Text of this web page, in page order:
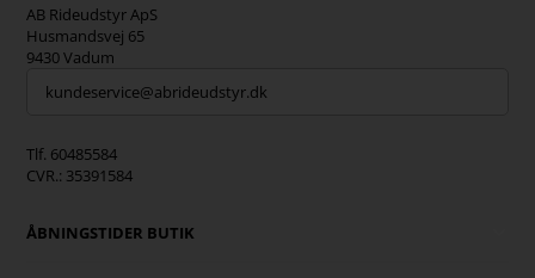
AB Rideudstyr ApS
Husmandsvej 65
9430 Vadum
kundeservice@abrideudstyr.dk
Tlf. 60485584
CVR.: 35391584
ÅBNINGSTIDER BUTIK